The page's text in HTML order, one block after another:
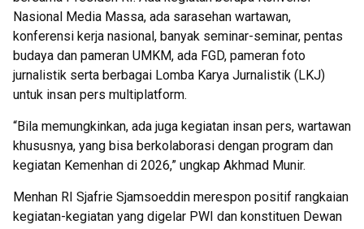
Nasional Media Massa, ada sarasehan wartawan,
konferensi kerja nasional, banyak seminar-seminar, pentas
budaya dan pameran UMKM, ada FGD, pameran foto
jurnalistik serta berbagai Lomba Karya Jurnalistik (LKJ)
untuk insan pers multiplatform.
“Bila memungkinkan, ada juga kegiatan insan pers, wartawan
khususnya, yang bisa berkolaborasi dengan program dan
kegiatan Kemenhan di 2026,” ungkap Akhmad Munir.
Menhan RI Sjafrie Sjamsoeddin merespon positif rangkaian
kegiatan-kegiatan yang digelar PWI dan konstituen Dewan